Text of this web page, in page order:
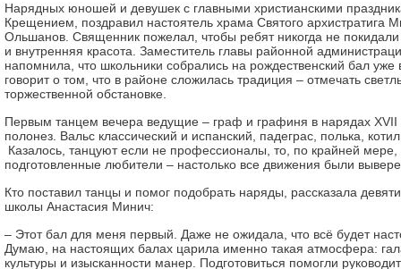
Нарядных юношей и девушек с главными христианскими
Крещением, поздравил настоятель храма Святого архистратига
Ольшанов. Священник пожелал, чтобы ребят никогда не покидали
и внутренняя красота. Заместитель главы районной
напомнила, что школьники собрались на рождественский бал уже
говорит о том, что в районе сложилась традиция – отмечать
торжественной обстановке.
Первым танцем вечера ведущие – граф и графиня в нарядах XVII
полонез. Вальс классический и испанский, падеграс, полька,
Казалось, танцуют если не профессионалы, то, по крайней
подготовленные любители – настолько все движения были
Кто поставил танцы и помог подобрать наряды, рассказала
школы Анастасия Минич:
– Этот бал для меня первый. Даже не ожидала, что всё будет
Думаю, на настоящих балах царила именно такая атмосфера:
культуры и изысканности манер. Подготовиться помогли